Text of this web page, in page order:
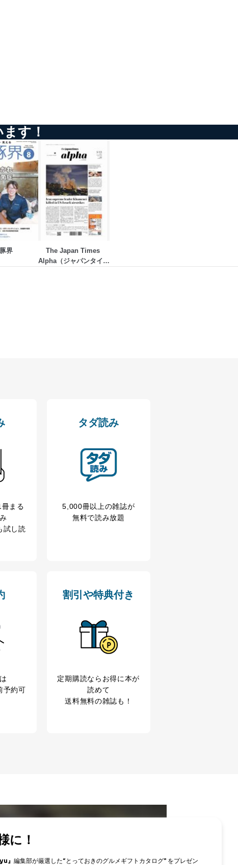
活用により、これを最新状態
ドを設定しています。
以下までご連絡ください。
歴等の情報を分析して、趣
育など応対品質向上のため
企業からのｅメール等による商
ため
め
利用目的達成のため
、下記4.の開示等のご請求に
お願い致します。
対して協力する必要がある場合
いを委託・提供する場合、そ
す！
界
The Japan Times
Alpha（ジャパンタイム
まる
試し読
タダ読み
5,000冊以上の雑誌が
無料で読み放題
予約可
割引や特典付き
定期購読なら お得に本が
読めて
送料無料の雑誌も！